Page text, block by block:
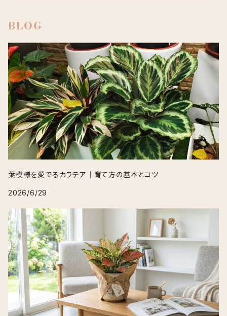
BLOG
葉模様を愛でるカラテア｜育て方の基本とコツ
2026/6/29